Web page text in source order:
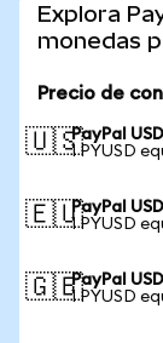
Explora
monedas
Precio de
🇺🇸PayPal
1 PYUSD
🇪🇺PayPal
1 PYUSD
🇬🇧PayPal
1 PYUSD